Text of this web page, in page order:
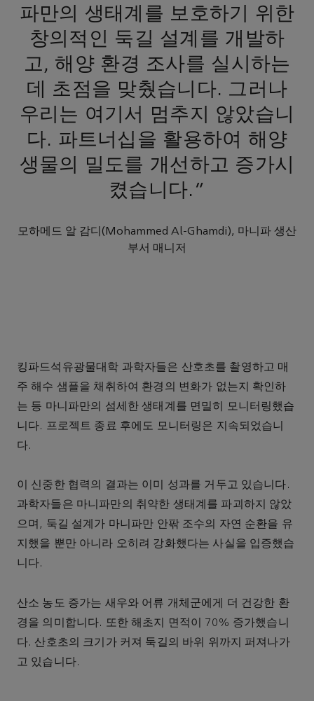
파만의 생태계를 보호하기 위한
창의적인 둑길 설계를 개발하
고, 해양 환경 조사를 실시하는
데 초점을 맞췄습니다. 그러나
우리는 여기서 멈추지 않았습니
다. 파트너십을 활용하여 해양
생물의 밀도를 개선하고 증가시
켰습니다."
모하메드 알 감디(Mohammed Al-Ghamdi), 마니파 생산
부서 매니저
킹파드석유광물대학 과학자들은 산호초를 촬영하고 매
주 해수 샘플을 채취하여 환경의 변화가 없는지 확인하
는 등 마니파만의 섬세한 생태계를 면밀히 모니터링했습
니다. 프로젝트 종료 후에도 모니터링은 지속되었습니
다.
이 신중한 협력의 결과는 이미 성과를 거두고 있습니다.
과학자들은 마니파만의 취약한 생태계를 파괴하지 않았
으며, 둑길 설계가 마니파만 안팎 조수의 자연 순환을 유
지했을 뿐만 아니라 오히려 강화했다는 사실을 입증했습
니다.
산소 농도 증가는 새우와 어류 개체군에게 더 건강한 환
경을 의미합니다. 또한 해초지 면적이 70% 증가했습니
다. 산호초의 크기가 커져 둑길의 바위 위까지 퍼져나가
고 있습니다.